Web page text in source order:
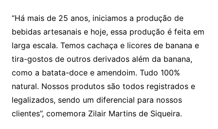
“Há mais de 25 anos, iniciamos a produção de
bebidas artesanais e hoje, essa produção é feita em
larga escala. Temos cachaça e licores de banana e
tira-gostos de outros derivados além da banana,
como a batata-doce e amendoim. Tudo 100%
natural. Nossos produtos são todos registrados e
legalizados, sendo um diferencial para nossos
clientes”, comemora Zilair Martins de Siqueira.